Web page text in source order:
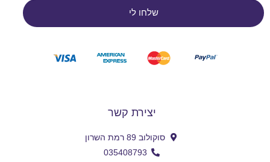
שלחו לי
יצירת קשר
סוקולוב 89 רמת השרון
035408793